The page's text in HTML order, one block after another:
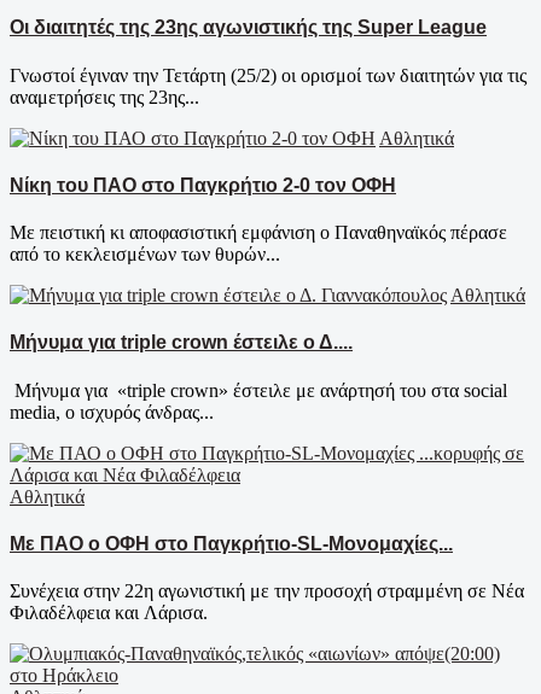
Οι διαιτητές της 23ης αγωνιστικής της Super League
Γνωστοί έγιναν την Τετάρτη (25/2) οι ορισμοί των διαιτητών για τις
αναμετρήσεις της 23ης...
Αθλητικά
Νίκη του ΠΑΟ στο Παγκρήτιο 2-0 τον ΟΦΗ
Με πειστική κι αποφασιστική εμφάνιση ο Παναθηναϊκός πέρασε
από το κεκλεισμένων των θυρών...
Αθλητικά
Μήνυμα για triple crown έστειλε ο Δ....
Mήνυμα για «triple crown» έστειλε με ανάρτησή του στα social
media, ο ισχυρός άνδρας...
Αθλητικά
Με ΠΑΟ ο ΟΦΗ στο Παγκρήτιο-SL-Μονομαχίες...
Συνέχεια στην 22η αγωνιστική με την προσοχή στραμμένη σε Νέα
Φιλαδέλφεια και Λάρισα.